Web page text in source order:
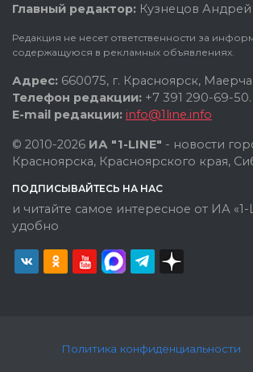
Главный редактор: Кузнецов
Редакция не несет ответственности за
содержащуюся в рекламных объявлениях.
Адрес: 660075, г. Красноярск,
Телефон редакции: +7 391 290-69-50.
E-mail редакции: info@1line.info
© 2010-2026 ИА "1-LINE" - новости
Красноярска, Красноярского края,
ПОДПИСЫВАЙТЕСЬ НА НАС
и читайте самое интересное от ИА «1-
удобно
Политика конфиденциальности